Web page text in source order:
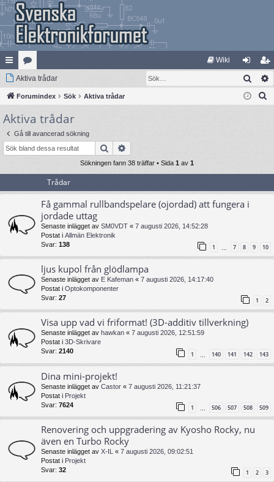
na
bb
lä
nk
ar
at
eg
ori
er
Wiki
og
ga
li
m
Aktiva trådar Sök
Forumindex Sök Aktiva trådar
Aktiva trådar
Gå till avancerad sökning
Sök
Sökningen fann 38 träffar • Sida 1 av 1
Trådar
Få gammal rullbandspelare (ojordad) att fungera i
jordade uttag
Senaste inlägget av SM0VDT « 7 augusti 2026, 14:52:28
Postat i Allmän Elektronik
Svar: 138 1 … 7 8 9 10
ljus kupol från glödlampa
Senaste inlägget av E Kafeman « 7 augusti 2026, 14:17:40
Postat i Optokomponenter
Svar: 27 1 2
Visa upp vad vi friformat! (3D-additiv tillverkning)
Senaste inlägget av hawkan « 7 augusti 2026, 12:51:59
Postat i 3D-Skrivare
Svar: 2140 1 140 141 142 143
Dina mini-projekt!
Senaste inlägget av Castor « 7 augusti 2026, 11:21:37
Postat i Projekt
Svar: 7624 1 506 507 508 509
Renovering och uppgradering av Kyosho Rocky, nu
även en Turbo Rocky
Senaste inlägget av X-IL « 7 augusti 2026, 09:02:51
Postat i Projekt
Svar: 32 1 2 3